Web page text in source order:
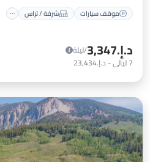
موقف سيارات
شرفة / تراس
د.إ.‏3,347
/ليلة
7ليالي- د.إ.‏23,434